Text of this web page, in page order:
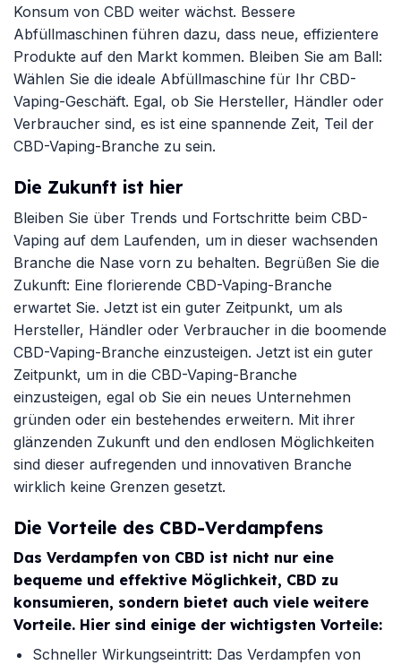
Konsum von CBD weiter wächst. Bessere
Abfüllmaschinen führen dazu, dass neue, effizientere
Produkte auf den Markt kommen. Bleiben Sie am Ball:
Wählen Sie die ideale Abfüllmaschine für Ihr CBD-
Vaping-Geschäft. Egal, ob Sie Hersteller, Händler oder
Verbraucher sind, es ist eine spannende Zeit, Teil der
CBD-Vaping-Branche zu sein.
Die Zukunft ist hier
Bleiben Sie über Trends und Fortschritte beim CBD-
Vaping auf dem Laufenden, um in dieser wachsenden
Branche die Nase vorn zu behalten. Begrüßen Sie die
Zukunft: Eine florierende CBD-Vaping-Branche
erwartet Sie. Jetzt ist ein guter Zeitpunkt, um als
Hersteller, Händler oder Verbraucher in die boomende
CBD-Vaping-Branche einzusteigen. Jetzt ist ein guter
Zeitpunkt, um in die CBD-Vaping-Branche
einzusteigen, egal ob Sie ein neues Unternehmen
gründen oder ein bestehendes erweitern. Mit ihrer
glänzenden Zukunft und den endlosen Möglichkeiten
sind dieser aufregenden und innovativen Branche
wirklich keine Grenzen gesetzt.
Die Vorteile des CBD-Verdampfens
Das Verdampfen von CBD ist nicht nur eine
bequeme und effektive Möglichkeit, CBD zu
konsumieren, sondern bietet auch viele weitere
Vorteile. Hier sind einige der wichtigsten Vorteile:
Schneller Wirkungseintritt: Das Verdampfen von